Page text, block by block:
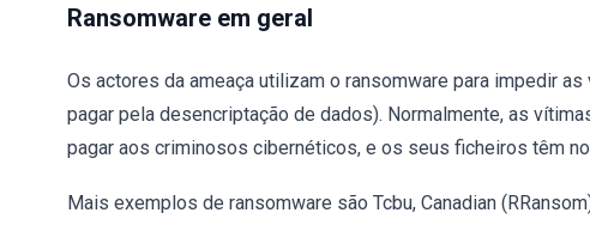
Ransomware em geral
Os actores da ameaça utilizam o ransomware para impedir
pagar pela desencriptação de dados). Normalmente, as
pagar aos criminosos cibernéticos, e os seus ficheiros têm
Mais exemplos de ransomware são Tcbu, Canadian